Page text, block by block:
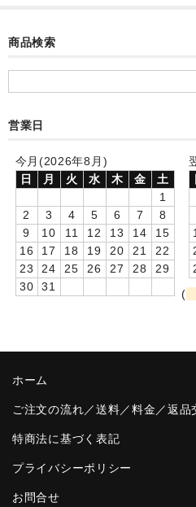
自作オリジナル時計
卒園DVDアルバム
卒業記念品
音声入りフォトフレームクロック
音声入りフォトフレームクロック(
目覚まし時計(集合)
温湿度計付目覚まし時計
制服メモリー
商品検索
営業日
今月(2026年8月)
日
月 火 水 木 金
土
1
2
3 4 5 6 7
8
9
10 11 12 13 14
15
16
17 18 19 20 21
22
23
24 25 26 27 28
29
30
31
(
ホーム
ご注文の流れ／送料／料金／返
特商法に基づく表記
プライバシーポリシー
お問合せ